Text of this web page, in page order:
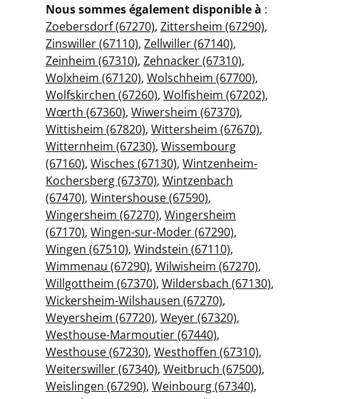
Nous sommes également disponible à :
Zoebersdorf (67270), Zittersheim (67290),
Zinswiller (67110), Zellwiller (67140),
Zeinheim (67310), Zehnacker (67310),
Wolxheim (67120), Wolschheim (67700),
Wolfskirchen (67260), Wolfisheim (67202),
Wœrth (67360), Wiwersheim (67370),
Wittisheim (67820), Wittersheim (67670),
Witternheim (67230), Wissembourg
(67160), Wisches (67130), Wintzenheim-
Kochersberg (67370), Wintzenbach
(67470), Wintershouse (67590),
Wingersheim (67270), Wingersheim
(67170), Wingen-sur-Moder (67290),
Wingen (67510), Windstein (67110),
Wimmenau (67290), Wilwisheim (67270),
Willgottheim (67370), Wildersbach (67130),
Wickersheim-Wilshausen (67270),
Weyersheim (67720), Weyer (67320),
Westhouse-Marmoutier (67440),
Westhouse (67230), Westhoffen (67310),
Weiterswiller (67340), Weitbruch (67500),
Weislingen (67290), Weinbourg (67340),